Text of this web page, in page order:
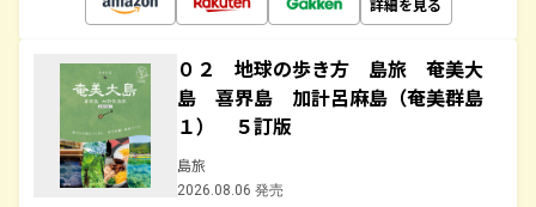
０２ 地球の歩き方 島旅 奄美大
島 喜界島 加計呂麻島（奄美群島
１） ５訂版
島旅
2026.08.06 発売